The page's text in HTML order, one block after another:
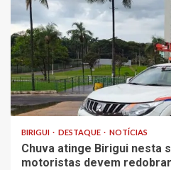
BIRIGUI DESTAQUE NOTÍCIAS
Chuva atinge Birigui nesta
motoristas devem